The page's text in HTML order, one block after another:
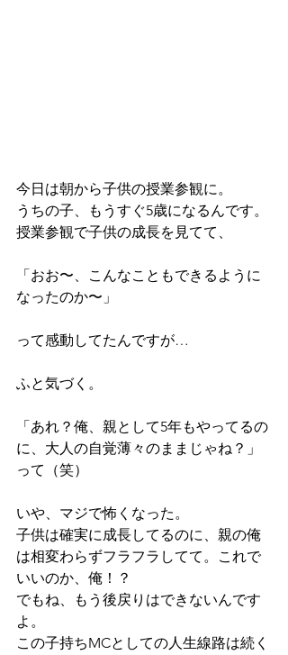
今日は朝から子供の授業参観に。
うちの子、もうすぐ5歳になるんです。
授業参観で子供の成長を見てて、
「おお〜、こんなこともできるように
なったのか〜」
って感動してたんですが…
ふと気づく。
「あれ？俺、親として5年もやってるの
に、大人の自覚薄々のままじゃね？」
って（笑）
いや、マジで怖くなった。
子供は確実に成長してるのに、親の俺
は相変わらずフラフラしてて。これで
いいのか、俺！？
でもね、もう後戻りはできないんです
よ。
この子持ちMCとしての人生線路は続く